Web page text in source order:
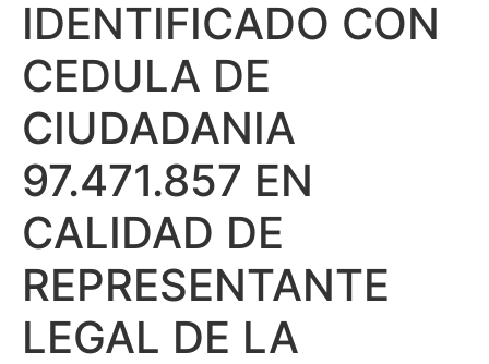
IDENTIFICADO CON
CEDULA DE
CIUDADANIA
97.471.857 EN
CALIDAD DE
REPRESENTANTE
LEGAL DE LA